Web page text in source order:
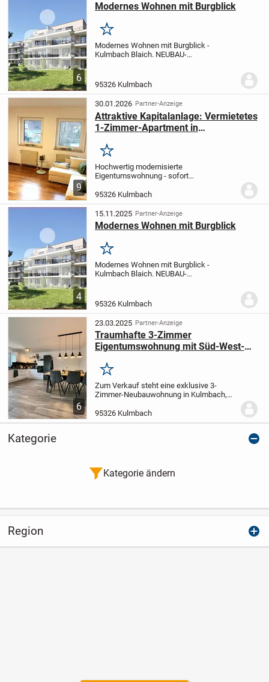
6
Modernes Wohnen mit Burgblick
Merken
Modernes Wohnen mit Burgblick -
Kulmbach Blaich. NEUBAU-
Zimmer-Wohnungen mit moderner
Wohnungsgr...
95326 Kulmbach
9
30.01.2026 Partner-Anzeige
Attraktive Kapitalanlage: Vermietetes
1-Zimmer-Apartment in
Merken
Hochwertig modernisierte
Eigentumswohnung - sofort
ausgestattete 1-Zimmer-Apartment
befindet sich in einem gepflegten
Mehrfamilienhaus aus dem Jahr 1984
und überzeugt...
95326 Kulmbach
4
15.11.2025 Partner-Anzeige
Modernes Wohnen mit Burgblick
Merken
Modernes Wohnen mit Burgblick -
Kulmbach Blaich. NEUBAU-
Zimmer-Wohnungen mit moderner
Wohnungsgr...
95326 Kulmbach
6
23.03.2025 Partner-Anzeige
Traumhafte 3-Zimmer
Eigentumswohnung mit Süd-West-
Merken
Zum Verkauf steht eine exklusive 3-
Zimmer-Neubauwohnung in Kulmbach,
Die lichtdurchflutete Wohnung befindet
sich in einem massiven KfW55-
95326 Kulmbach
Kategorie
Kategorie ändern
Region